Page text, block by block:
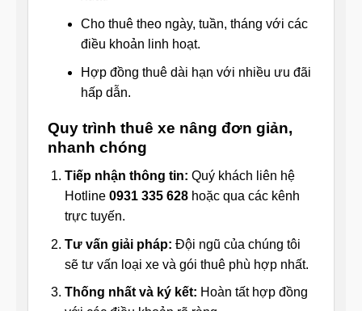
Cho thuê theo ngày, tuần, tháng với các
điều khoản linh hoạt.
Hợp đồng thuê dài hạn với nhiều ưu đãi
hấp dẫn.
Quy trình thuê xe nâng đơn giản,
nhanh chóng
Tiếp nhận thông tin: Quý khách liên hệ
Hotline 0931 335 628hoặc qua các kênh
trực tuyến.
Tư vấn giải pháp: Đội ngũ của chúng tôi
sẽ tư vấn loại xe và gói thuê phù hợp nhất.
Thống nhất và ký kết: Hoàn tất hợp đồng